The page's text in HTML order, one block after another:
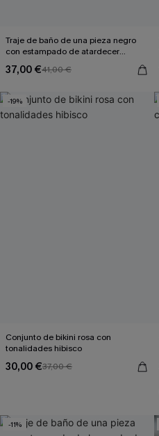
Traje de baño de una pieza negro
con estampado de atardecer
37,00 €41,00 €
-19%
Conjunto de bikini rosa con
tonalidades hibisco
30,00 €37,00 €
-11%